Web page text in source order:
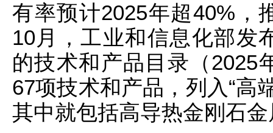
有率预计2025年超40%，
10月，工业和信息化部发
的技术和产品目录（2025
67项技术和产品，列入“高
其中就包括高导热金刚石